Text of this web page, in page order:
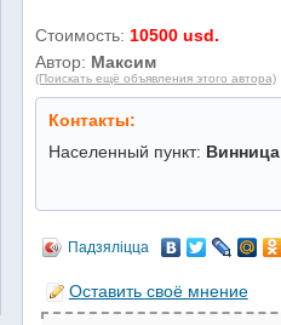
Стоимость: 10500 usd.
Автор: Максим
(Поискать ещё объявления этого автора)
Контакты:
Населенный пункт: Винница
Падзяліцца
Оставить своё мнение